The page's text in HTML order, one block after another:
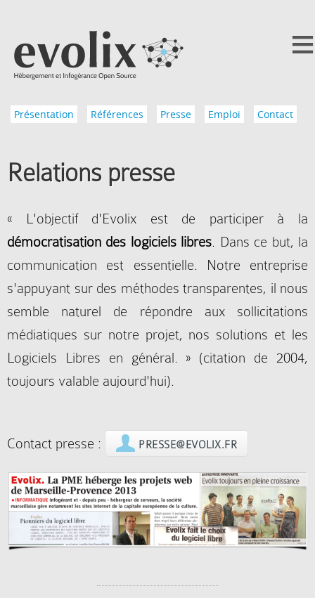
Présentation Références Presse Emploi Contact
Relations presse
« L'objectif d'Evolix est de participer à la
démocratisation des logiciels libres. Dans ce but, la
communication est essentielle. Notre entreprise
s'appuyant sur des méthodes transparentes, il nous
semble naturel de répondre aux sollicitations
médiatiques sur notre projet, nos solutions et les
Logiciels Libres en général. » (citation de 2004,
toujours valable aujourd'hui).
Contact presse : PRESSE@EVOLIX.FR